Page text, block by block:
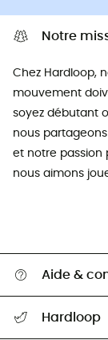
Notre
Chez Hardloop,
mouvement
soyez débutant
nous
et notre passion
nous aimons
Aide &
Retour &
Hardloop